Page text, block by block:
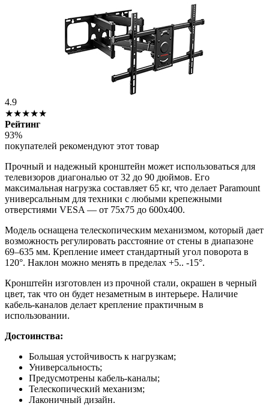
4.9
★★★★★
Рейтинг
93%
покупателей рекомендуют этот товар
Прочный и надежный кронштейн может использоваться для
телевизоров диагональю от 32 до 90 дюймов. Его
максимальная нагрузка составляет 65 кг, что делает Paramount
универсальным для техники с любыми крепежными
отверстиями VESA — от 75х75 до 600х400.
Модель оснащена телескопическим механизмом, который дает
возможность регулировать расстояние от стены в диапазоне
69–635 мм. Крепление имеет стандартный угол поворота в
120°. Наклон можно менять в пределах +5.. -15°.
Кронштейн изготовлен из прочной стали, окрашен в черный
цвет, так что он будет незаметным в интерьере. Наличие
кабель-каналов делает крепление практичным в
использовании.
Достоинства:
Большая устойчивость к нагрузкам;
Универсальность;
Предусмотрены кабель-каналы;
Телескопический механизм;
Лаконичный дизайн.